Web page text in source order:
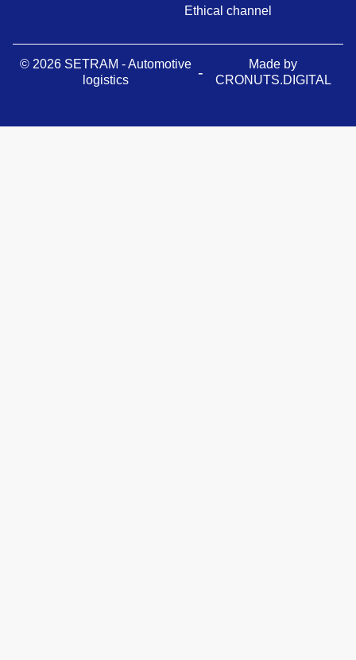
Ethical channel
© 2026 SETRAM - Automotive
logistics
-
Made by
CRONUTS.DIGITAL